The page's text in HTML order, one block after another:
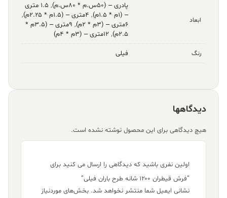
ابعاد
پادری – (۵۰س.م * ۸۰س.م) ,
۱.۵ متری
– (۱م * ۱.۵م)
, ۴متری – (۱.۵م * ۲.۲۵م)
,
۶متری – (۳م * ۲م)
,
۹متری – (۳.۵م *
۲.۵م)
, ۱۲متری – (۳م * ۴م)
رنگ فیلی
دیدگاهها
هیچ دیدگاهی برای این محصول نوشته نشده است.
اولین نفری باشید که دیدگاهی را ارسال می کنید برای
“فرش قیطران ۱۲۰۰ شانه طرح باران فیلی”
نشانی ایمیل شما منتشر نخواهد شد. بخش‌های موردنیاز